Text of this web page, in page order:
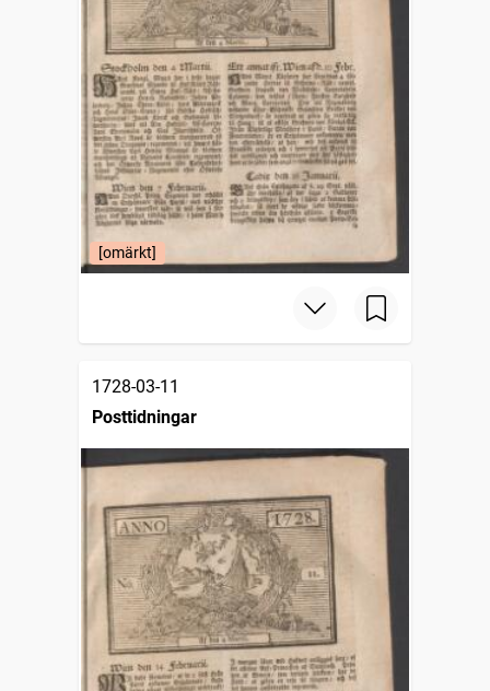
[omärkt]
1728-03-11
Posttidningar